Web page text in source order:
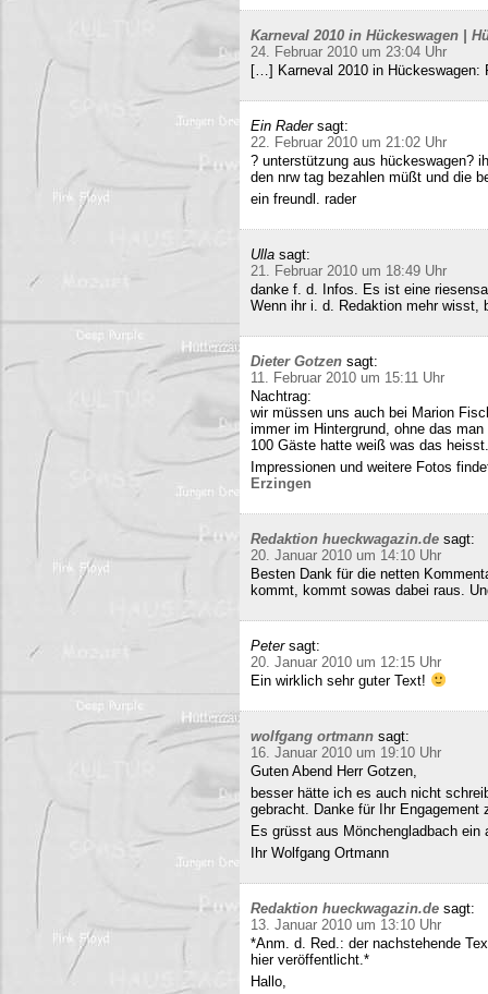
Karneval 2010 in Hückeswagen |
24. Februar 2010 um 23:04 Uhr
[…] Karneval 2010 in Hückeswagen:
Ein Rader sagt:
22. Februar 2010 um 21:02 Uhr
? unterstützung aus hückeswagen?
den nrw tag bezahlen müßt und die
ein freundl. rader
Ulla sagt:
21. Februar 2010 um 18:49 Uhr
danke f. d. Infos. Es ist eine
Wenn ihr i. d. Redaktion mehr wisst,
Dieter Gotzen sagt:
11. Februar 2010 um 15:11 Uhr
Nachtrag:
wir müssen uns auch bei Marion
immer im Hintergrund, ohne das
100 Gäste hatte weiß was das heisst.
Impressionen und weitere Fotos
Erzingen
Redaktion hueckwagazin.de sagt:
20. Januar 2010 um 14:10 Uhr
Besten Dank für die netten
kommt, kommt sowas dabei raus.
Peter sagt:
20. Januar 2010 um 12:15 Uhr
Ein wirklich sehr guter Text!
wolfgang ortmann sagt:
16. Januar 2010 um 19:10 Uhr
Guten Abend Herr Gotzen,
besser hätte ich es auch nicht
gebracht. Danke für Ihr Engagement
Es grüsst aus Mönchengladbach ein
Ihr Wolfgang Ortmann
Redaktion hueckwagazin.de sagt:
13. Januar 2010 um 13:10 Uhr
*Anm. d. Red.: der nachstehende
hier veröffentlicht.*
Hallo,